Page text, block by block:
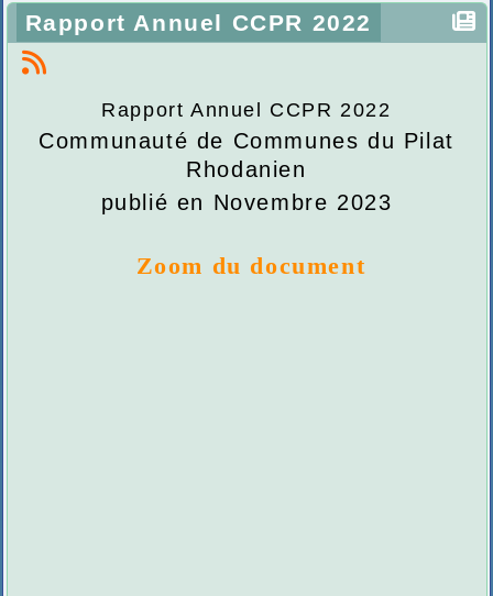
Rapport Annuel CCPR 2022
Rapport Annuel CCPR 2022
Communauté de Communes du Pilat
Rhodanien
publié en Novembre 2023
Zoom du document